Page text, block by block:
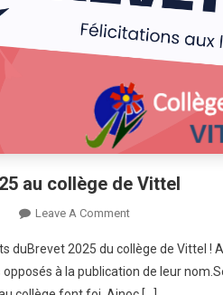
au collège de Vittel
Leave A CommentOn
Brevet
2025
duBrevet 2025 du collège de Vittel
à la publication de leur